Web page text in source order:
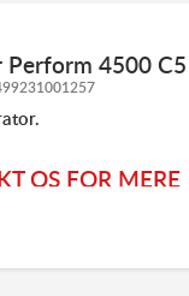
07
her
Perform 4500 C5
OS FOR MERE